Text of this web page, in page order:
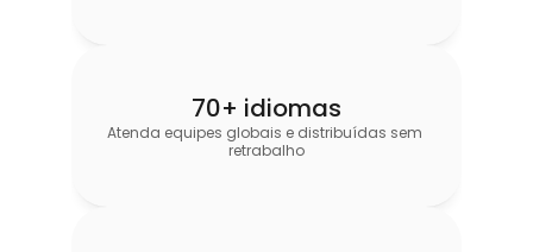
70+ idiomas
Atenda equipes globais e distribuídas sem
retrabalho